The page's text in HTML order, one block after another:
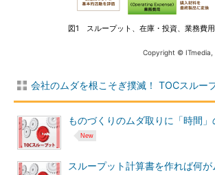
図1 スループット、在庫・投資、業務費
Copyright © ITmedia,
会社のムダを根こそぎ撲滅！ TOCスルー
ものづくりのムダ取りに「時間
スループット計算書を作れば何